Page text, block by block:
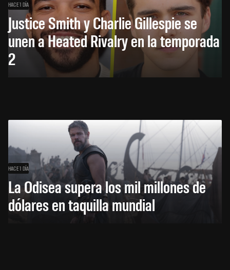
HACE 1 DÍA
Justice Smith y Charlie Gillespie se
unen a Heated Rivalry en la temporada
2
HACE 1 DÍA
La Odisea supera los mil millones de
dólares en taquilla mundial